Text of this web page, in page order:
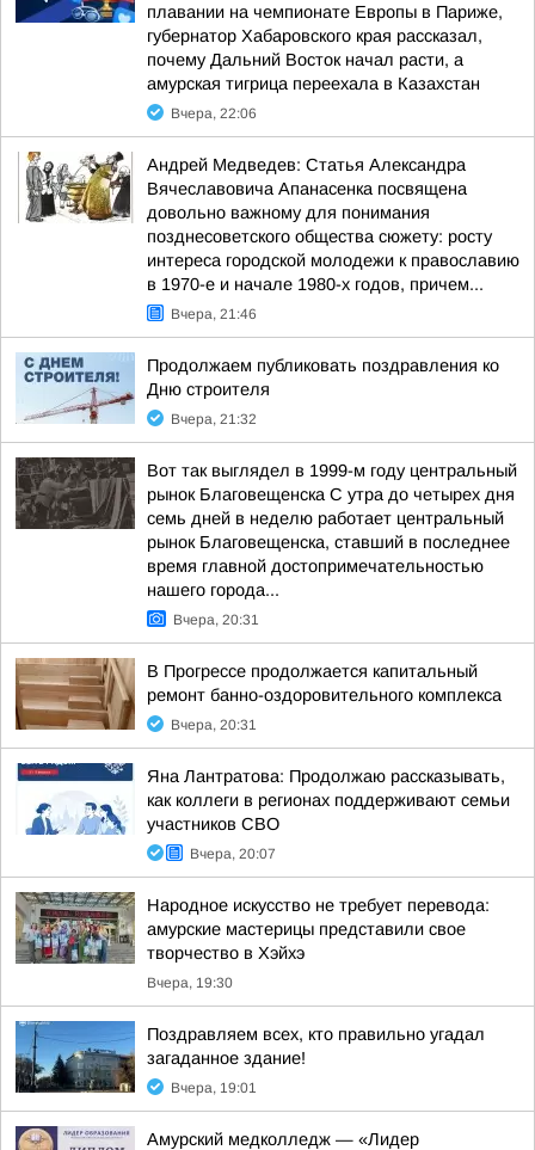
плавании на чемпионате Европы в Париже,
губернатор Хабаровского края рассказал,
почему Дальний Восток начал расти, а
амурская тигрица переехала в Казахстан
Вчера, 22:06
Андрей Медведев: Статья Александра
Вячеславовича Апанасенка посвящена
довольно важному для понимания
позднесоветского общества сюжету: росту
интереса городской молодежи к православию
в 1970-е и начале 1980-х годов, причем...
Вчера, 21:46
Продолжаем публиковать поздравления ко
Дню строителя
Вчера, 21:32
Вот так выглядел в 1999-м году центральный
рынок Благовещенска С утра до четырех дня
семь дней в неделю работает центральный
рынок Благовещенска, ставший в последнее
время главной достопримечательностью
нашего города...
Вчера, 20:31
В Прогрессе продолжается капитальный
ремонт банно-оздоровительного комплекса
Вчера, 20:31
Яна Лантратова: Продолжаю рассказывать,
как коллеги в регионах поддерживают семьи
участников СВО
Вчера, 20:07
Народное искусство не требует перевода:
амурские мастерицы представили свое
творчество в Хэйхэ
Вчера, 19:30
Поздравляем всех, кто правильно угадал
загаданное здание!
Вчера, 19:01
Амурский медколледж — «Лидер